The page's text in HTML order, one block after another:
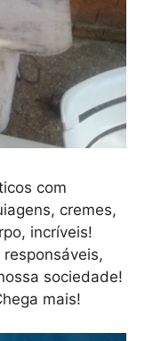
com
cremes,
incríveis!
sociedade!
mais!